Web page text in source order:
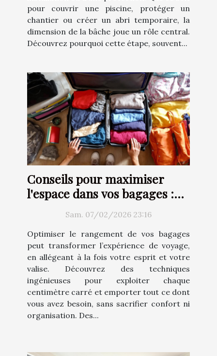
pour couvrir une piscine, protéger un
chantier ou créer un abri temporaire, la
dimension de la bâche joue un rôle central.
Découvrez pourquoi cette étape, souvent...
Conseils pour maximiser
l'espace dans vos bagages :
Techniques et astuces
Sam. 07/02/2026 23:16
Optimiser le rangement de vos bagages
peut transformer l’expérience de voyage,
en allégeant à la fois votre esprit et votre
valise. Découvrez des techniques
ingénieuses pour exploiter chaque
centimètre carré et emporter tout ce dont
vous avez besoin, sans sacrifier confort ni
organisation. Des...